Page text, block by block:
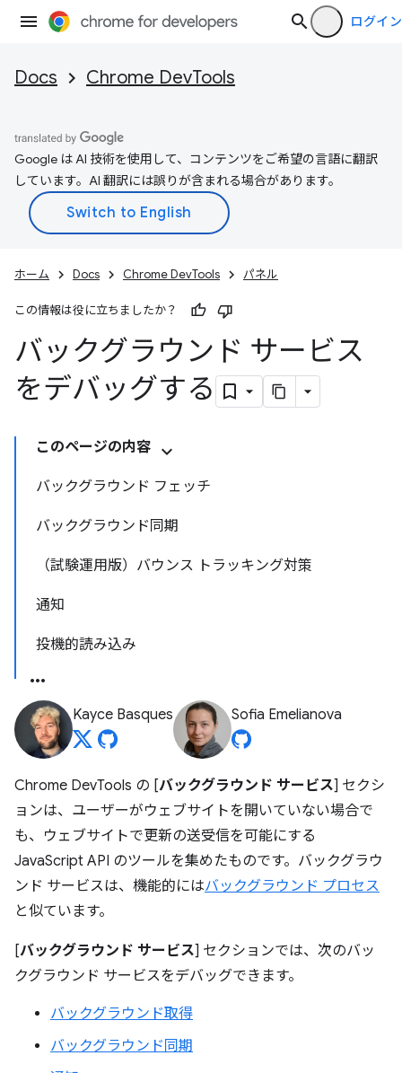
ログイン
Docs Chrome DevTools
Google は AI 技術を使用して、コンテンツをご希望の言語に翻訳
しています。AI 翻訳には誤りが含まれる場合があります。
ホーム Docs Chrome DevTools パネル
この情報は役に立ちましたか？
バックグラウンド サービス
をデバッグする
このページの内容
バックグラウンド フェッチ
バックグラウンド同期
（試験運用版）バウンス トラッキング対策
通知
投機的読み込み
Kayce Basques Sofia Emelianova
Chrome DevTools の [バックグラウンド サービス] セクシ
ョンは、ユーザーがウェブサイトを開いていない場合で
も、ウェブサイトで更新の送受信を可能にする
JavaScript API のツールを集めたものです。バックグラウ
ンド サービスは、機能的にはバックグラウンド プロセス
と似ています。
[バックグラウンド サービス] セクションでは、次のバッ
クグラウンド サービスをデバッグできます。
バックグラウンド取得
バックグラウンド同期